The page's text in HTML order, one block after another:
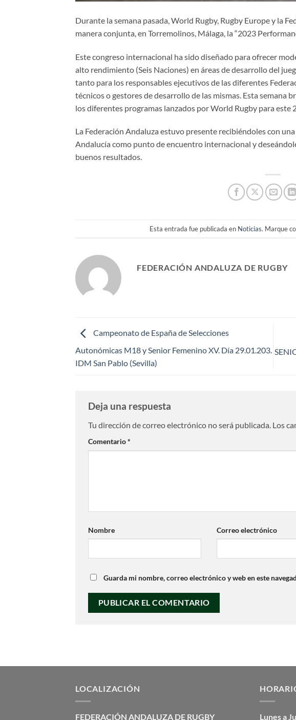
Durante la semana pasada, World Rugby, Rugby Europe y la
manera conjunta, en Torremolinos, Málaga, la “2023
Este congreso internacional ha sido diseñado para ofrecer
alto rendimiento (Seis Naciones) en áreas de desarrollo del
tanto para los responsables ejecutivos de las diferentes
técnicos o gestores de desarrollo de las mismas. Esta semana
los diferentes programas lanzados por World Rugby para este
La Federación Andaluza estuvo presente recibiéndoles con
Andalucía como punto de encuentro internacional y
buenos resultados.
Esta entrada fue publicada en Noticias. Marque
FEDERACIÓN ANDALUZA DE RUGBY
Campeonato de España de Selecciones
Autonómicas M18 y Senior Femenino XV. Día 29.01.203.
IDM San Pablo (Sevilla)
Deja una respuesta
Tu dirección de correo electrónico no será publicada. Los
Comentario*
Nombre Correo electrónico
Guarda mi nombre, correo electrónico y web en este
LOCALIZACIÓN
FEDERACIÓN ANDALUZA DE RUGBY Lunes a